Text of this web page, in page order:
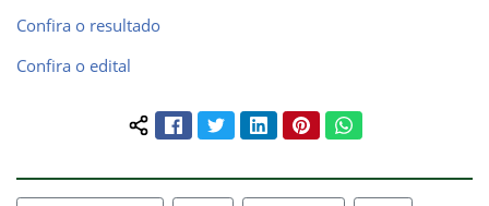
Confira o resultado
Confira o edital
Compartilhar conteúdo:
FacebookTwitterLinkedInPinterestWhatsApp